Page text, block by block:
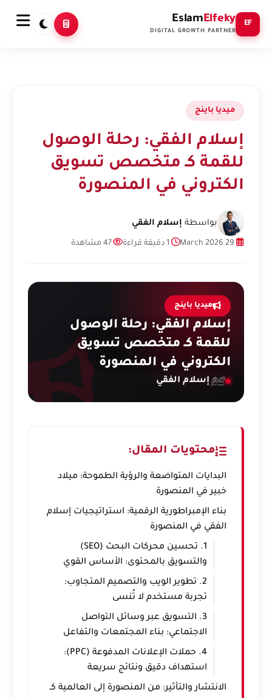
EF
EslamElfeky
DIGITAL GROWTH PARTNER
ميديا باينج
إسلام الفقي: رحلة الوصول
للقمة كـ متخصص تسويق
الكتروني في المنصورة
بواسطة إسلام الفقي
ميديا باينج
إسلام الفقي: رحلة الوصول
للقمة كـ متخصص تسويق
الكتروني في المنصورة
إسلام الفقي
محتويات المقال:
البدايات المتواضعة والرؤية الطموحة: ميلاد
خبير في المنصورة
بناء الإمبراطورية الرقمية: استراتيجيات إسلام
الفقي في المنصورة
1. تحسين محركات البحث (SEO)
والتسويق بالمحتوى: الأساس القوي
2. تطوير الويب والتصميم المتجاوب:
تجربة مستخدم لا تُنسى
3. التسويق عبر وسائل التواصل
الاجتماعي: بناء المجتمعات والتفاعل
4. حملات الإعلانات المدفوعة (PPC):
استهداف دقيق ونتائج سريعة
الانتشار والتأثير: من المنصورة إلى العالمية كـ